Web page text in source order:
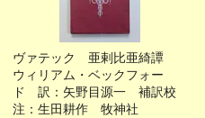
ヴァテック 亜剌比亜綺譚
ウィリアム・ベックフォー
ド 訳：矢野目源一 補訳校
注：生田耕作 牧神社